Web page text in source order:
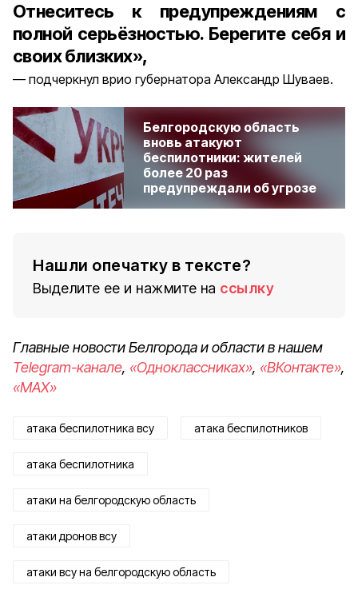
Отнеситесь к предупреждениям с
полной серьёзностью. Берегите себя и
своих близких»,
подчеркнул врио губернатора Александр Шуваев.
Белгородскую область
вновь атакуют
беспилотники: жителей
более 20 раз
предупреждали об угрозе
Нашли опечатку в тексте?
Выделите ее и нажмите на ссылку
Главные новости Белгорода и области в нашем
Telegram-канале, «Одноклассниках», «ВКонтакте»,
«MAX»
атака беспилотника всу атака беспилотников
атака беспилотника
атаки на белгородскую область
атаки дронов всу
атаки всу на белгородскую область